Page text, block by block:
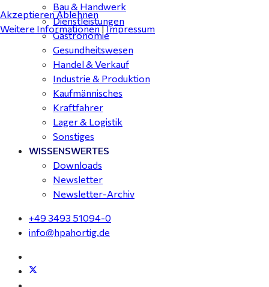
Bau & Handwerk
Dienstleistungen
Gastronomie
Gesundheitswesen
Handel & Verkauf
Industrie & Produktion
Kaufmännisches
Kraftfahrer
Lager & Logistik
Sonstiges
WISSENSWERTES
Downloads
Newsletter
Newsletter-Archiv
+49 3493 51094-0
info@hpahortig.de
AkzeptierenAblehnen
Weitere Informationen|Impressum